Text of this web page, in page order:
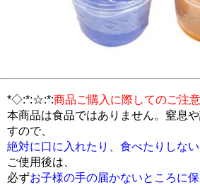
*◇:*:☆:*:商品ご購入に際してのご注意
本商品は食品ではありません。窒息
すので、
絶対に口に入れたり、食べたりしな
ご使用後は、
必ずお子様の手の届かないところに